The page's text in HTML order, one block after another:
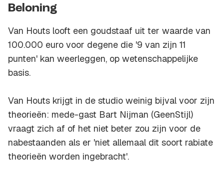
Beloning
Van Houts looft een goudstaaf uit ter waarde van
100.000 euro voor degene die '9 van zijn 11
punten' kan weerleggen, op wetenschappelijke
basis.
Van Houts krijgt in de studio weinig bijval voor zijn
theorieën: mede-gast Bart Nijman (GeenStijl)
vraagt zich af of het niet beter zou zijn voor de
nabestaanden als er 'niet allemaal dit soort rabiate
theorieën worden ingebracht'.